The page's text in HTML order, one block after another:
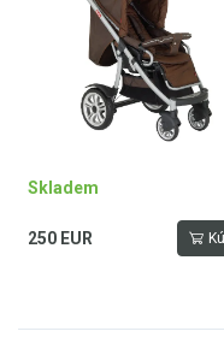
Skladem
250 EUR